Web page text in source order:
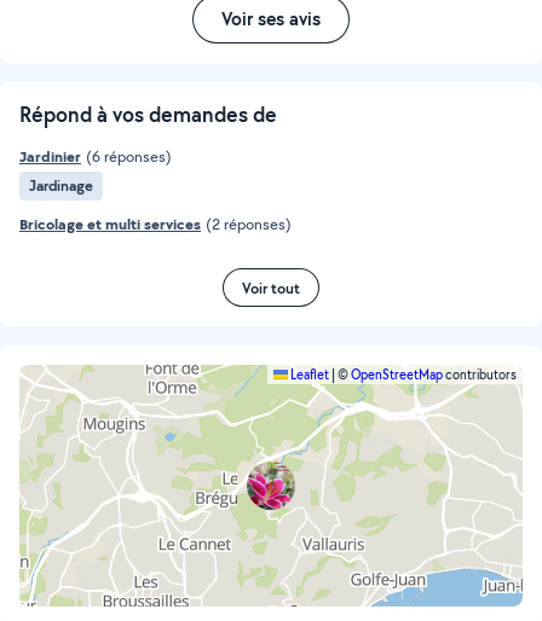
Voir ses avis
Répond à vos demandes de
Jardinier (6 réponses)
Jardinage
Bricolage et multi services (2 réponses)
Voir tout
Leaflet ©OpenStreetMapcontributors